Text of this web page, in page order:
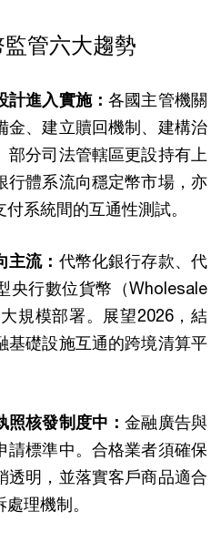
管六大趨勢
計進入實施：各國主管機關
金、建立贖回機制、建構治
部分司法管轄區更設持有上
行體系流向穩定幣市場，亦
系統間的互通性測試。
流： 代幣化銀行存款、代
央行數位貨幣（Wholesale
規模部署。展望2026，結
基礎設施互通的跨境清算平
照核發制度中：金融廣告與
請標準中。合格業者須確保
透明，並落實客戶商品適合
理機制。